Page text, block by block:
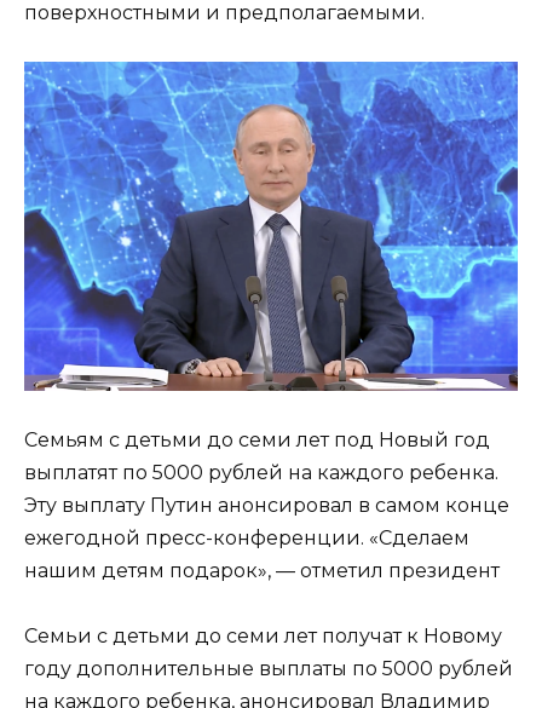
поверхностными и предполагаемыми.
Семьям с детьми до семи лет под Новый год
выплатят по 5000 рублей на каждого ребенка.
Эту выплату Путин анонсировал в самом конце
ежегодной пресс-конференции. «Сделаем
нашим детям подарок», — отметил президент
Семьи с детьми до семи лет получат к Новому
году дополнительные выплаты по 5000 рублей
на каждого ребенка, анонсировал Владимир